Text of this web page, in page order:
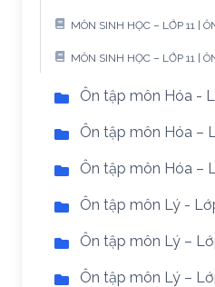
MÔN SINH HỌC – LỚP 11 |
MÔN SINH HỌC – LỚP 11 |
Ôn tập môn Hóa -
Ôn tập môn Hóa –
Ôn tập môn Hóa –
Ôn tập môn Lý -
Ôn tập môn Lý –
Ôn tập môn Lý –